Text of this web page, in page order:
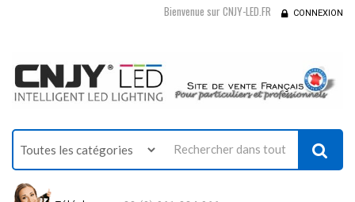
Bienvenue sur CNJY-LED.FR CONNEXION